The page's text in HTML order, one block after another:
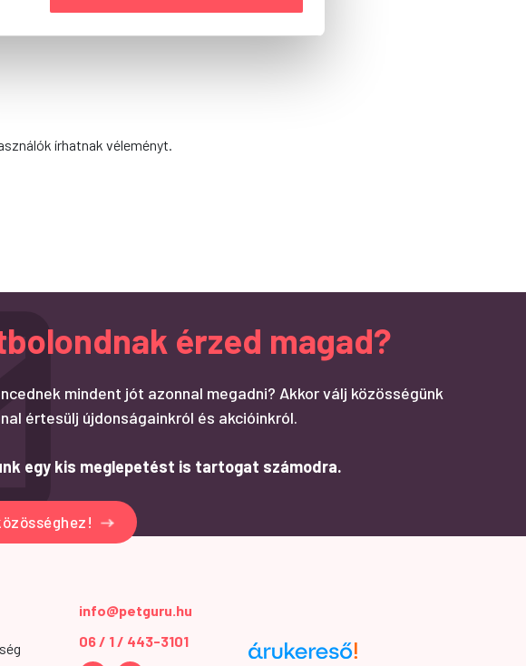
írhatnak véleményt.
érzed magad?
mindent jót azonnal megadni? Akkor válj közösségünk
értesülj újdonságainkról és akcióinkról.
egy kis meglepetést is tartogat számodra.
info@petguru.hu
06 / 1 / 443-3101